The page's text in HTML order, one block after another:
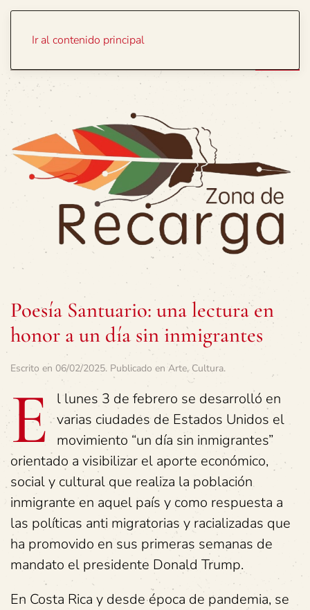
Ir al contenido principal
Poesía Santuario: una lectura en
honor a un día sin inmigrantes
Escrito en 06/02/2025. Publicado en Arte, Cultura.
E
l lunes 3 de febrero se desarrolló en
varias ciudades de Estados Unidos el
movimiento “un día sin inmigrantes”
orientado a visibilizar el aporte económico,
social y cultural que realiza la población
inmigrante en aquel país y como respuesta a
las políticas anti migratorias y racializadas que
ha promovido en sus primeras semanas de
mandato el presidente Donald Trump.
En Costa Rica y desde época de pandemia, se